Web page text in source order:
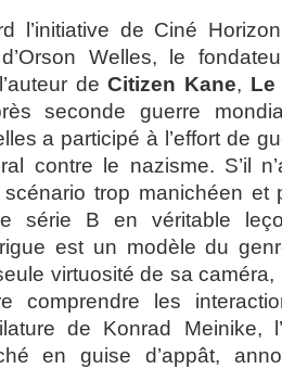
l’initiative de Ciné
Welles, le
deCitizen Kane, Le
seconde guerre
a participé à l’effort de
contre le nazisme. S’il
trop manichéen et
série B en véritable
est un modèle du
virtuosité de sa
comprendre les
de Konrad Meinike,
en guise d’appât,